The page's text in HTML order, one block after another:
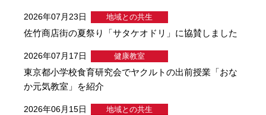
2026年07月23日 地域との共生
佐竹商店街の夏祭り「サタケオドリ」に協賛しました
2026年07月17日 健康教室
東京都小学校食育研究会でヤクルトの出前授業「おな
か元気教室」を紹介
2026年06月15日 地域との共生